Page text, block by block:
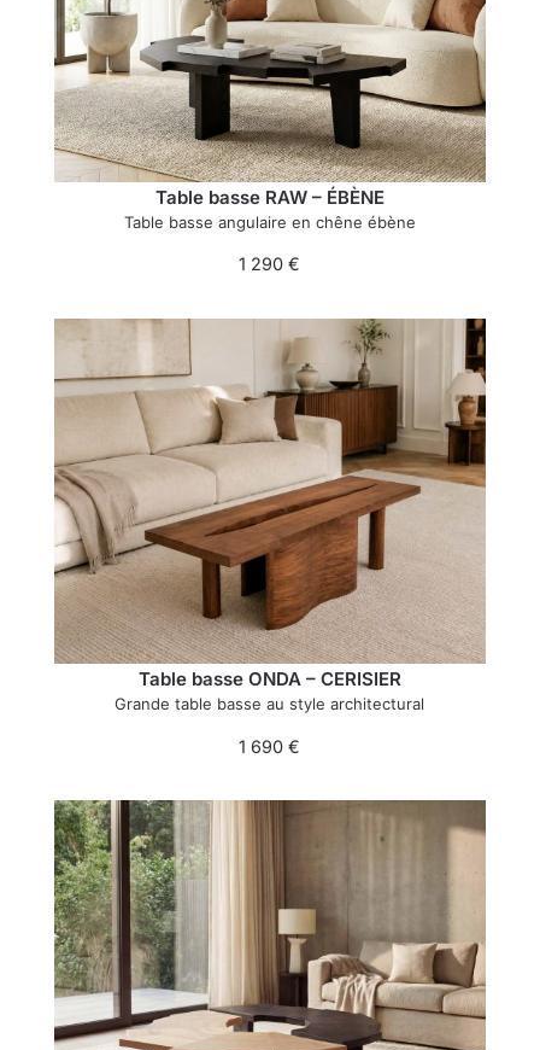
Table basse RAW – ÉBÈNE
Table basse angulaire en chêne ébène
1 290€
Table basse ONDA – CERISIER
Grande table basse au style architectural
1 690€